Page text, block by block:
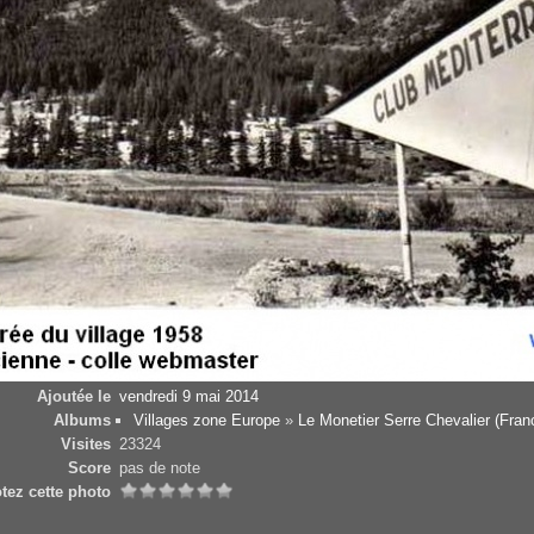
Ajoutée le vendredi 9 mai 2014
Albums
Villages zone Europe » Le Monetier Serre Chevalier
Visites 23324
Score pas de note
cette photo